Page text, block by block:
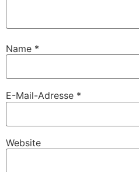
Name *
E-Mail-Adresse *
Website